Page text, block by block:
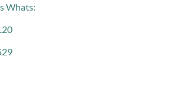
Whats: